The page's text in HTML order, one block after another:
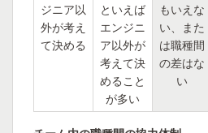
ジニア以
外が考え
て決める
といえば
エンジニ
ア以外が
考えて決
めること
が多い
もいえな
い、また
は職種間
の差はな
い